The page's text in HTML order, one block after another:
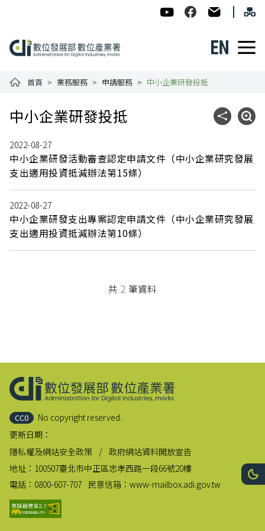
網站
深
English
首頁 業務服務 申請服務 中小企業研發投抵
中小企業研發投抵 社群分享展開
2022-08-27
中小企業研發活動審查認定申請文件（中小企業研究發展
支出適用投資抵減辦法第15條）
2022-08-27
中小企業研發支出專案認定申請文件（中小企業研究發展
支出適用投資抵減辦法第10條）
共 2 筆資料
CC0
No copyright reserved.
更新日期：
隱私權及網站安全政策
政府網站資料開放宣告
地址： 100507臺北市中正區忠孝西路一段66號20樓
電話： 0800-607-707 民意信箱： www-mailbox.adi.gov.tw